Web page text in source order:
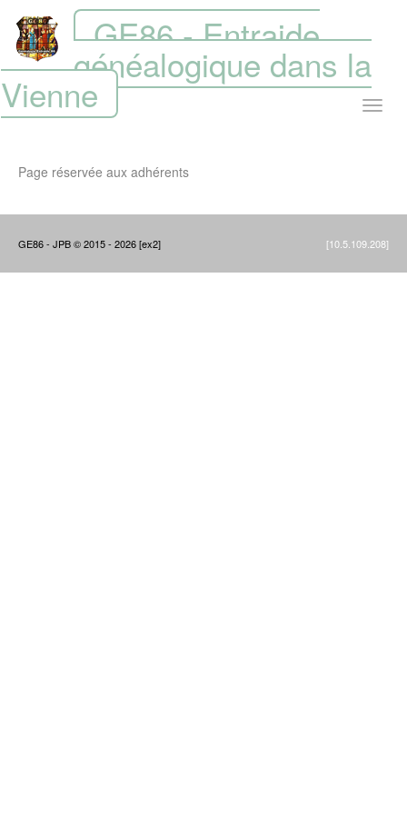
GE86 - Entraide
généalogique dans la
Vienne
Page réservée aux adhérents
GE86 - JPB © 2015 - 2026 [ex2] [10.5.109.208]